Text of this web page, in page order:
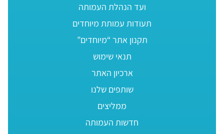
ועד הנהלת העמותה
תעודות עמותת מיוחדים
תקנון אתר “מיוחדים”
תנאי שימוש
ארכיון האתר
שותפים שלנו
ממליצים
חדשות העמותה